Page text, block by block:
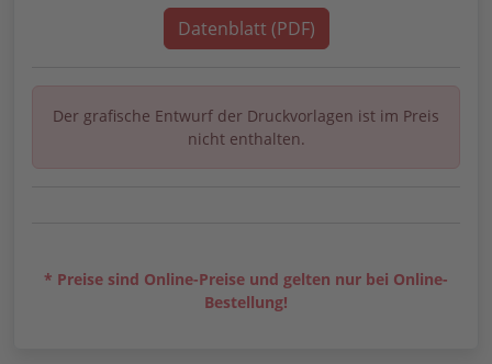
Datenblatt (PDF)
Der grafische Entwurf der Druckvorlagen ist im Preis
nicht enthalten.
* Preise sind Online-Preise und gelten nur bei Online-
Bestellung!